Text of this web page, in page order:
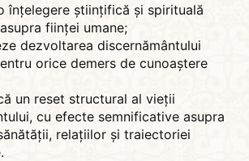
înțelegere științifică și spirituală
ființei umane;
dezvoltarea discernământului
orice demers de cunoaștere
un reset structural al vieții
cu efecte semnificative asupra
relațiilor și traiectoriei